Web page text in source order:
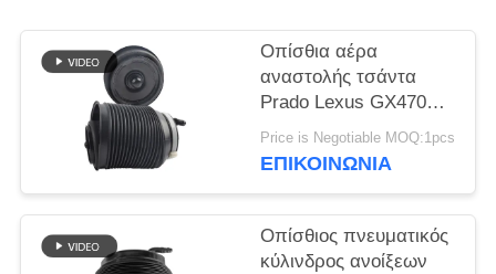
ΧΆΡΤΗΣ
ΙΣΤΌΤΟΠΟΥ
ΜΥΣΤΙΚΌΤΗΤΑ
ΠΟΛΙΤΙΚΉ
Οπίσθια αέρα
αναστολής τσάντα
Prado Lexus GX470
Airmatic ταχύπλοων
σκαφών εδάφους
35011 Toyota
Price is Negotiable MOQ:1pcs
ΕΠΙΚΟΙΝΩΝΊΑ
Οπίσθιος πνευματικός
κύλινδρος ανοίξεων